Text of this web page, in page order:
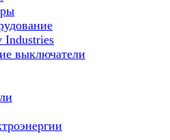
Industries
выключатели